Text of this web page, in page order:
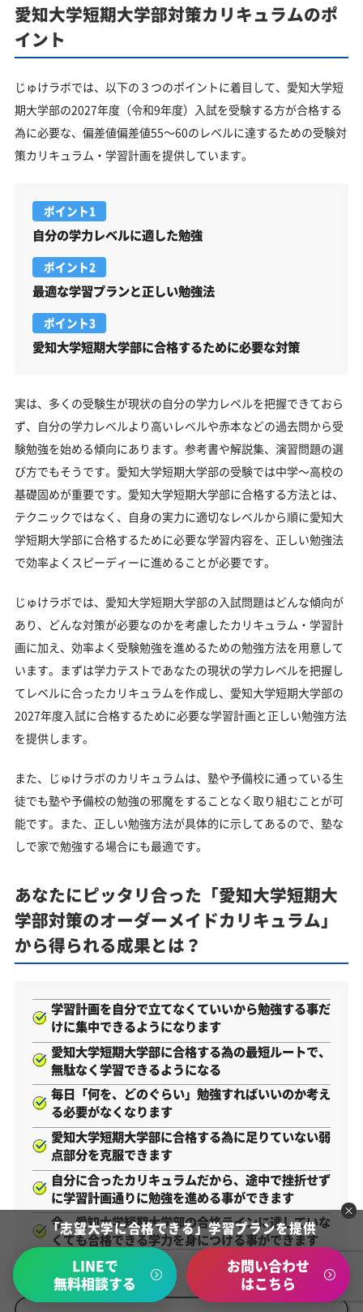
愛知大学短期大学部対策カリキュラムのポ
イント
じゅけラボでは、以下の３つのポイントに着目して、愛知大学短
期大学部の2027年度（令和9年度）入試を受験する方が合格する
為に必要な、偏差値偏差値55～60のレベルに達するための受験対
策カリキュラム・学習計画を提供しています。
ポイント1
自分の学力レベルに適した勉強
ポイント2
最適な学習プランと正しい勉強法
ポイント3
愛知大学短期大学部に合格するために必要な対策
実は、多くの受験生が現状の自分の学力レベルを把握できておら
ず、自分の学力レベルより高いレベルや赤本などの過去問から受
験勉強を始める傾向にあります。参考書や解説集、演習問題の選
び方でもそうです。愛知大学短期大学部の受験では中学～高校の
基礎固めが重要です。愛知大学短期大学部に合格する方法とは、
テクニックではなく、自身の実力に適切なレベルから順に愛知大
学短期大学部に合格するために必要な学習内容を、正しい勉強法
で効率よくスピーディーに進めることが必要です。
じゅけラボでは、愛知大学短期大学部の入試問題はどんな傾向が
あり、どんな対策が必要なのかを考慮したカリキュラム・学習計
画に加え、効率よく受験勉強を進めるための勉強方法を用意して
います。まずは学力テストであなたの現状の学力レベルを把握し
てレベルに合ったカリキュラムを作成し、愛知大学短期大学部の
2027年度入試に合格するために必要な学習計画と正しい勉強方法
を提供します。
また、じゅけラボのカリキュラムは、塾や予備校に通っている生
徒でも塾や予備校の勉強の邪魔をすることなく取り組むことが可
能です。また、正しい勉強方法が具体的に示してあるので、塾な
しで家で勉強する場合にも最適です。
あなたにピッタリ合った「愛知大学短期大
学部対策のオーダーメイドカリキュラム」
から得られる成果とは？
学習計画を自分で立てなくていいから勉強する事だ
けに集中できるようになります
愛知大学短期大学部に合格する為の最短ルートで、
無駄なく学習できるようになる
毎日「何を、どのぐらい」勉強すればいいのか考え
る必要がなくなります
愛知大学短期大学部に合格する為に足りていない弱
点部分を克服できます
自分に合ったカリキュラムだから、途中で挫折せず
に学習計画通りに勉強を進める事ができます
今、愛知大学短期大学部の合格ラインに達していな
くても合格できる学力を身につける事ができます
「志望大学に合格できる」学習プランを提供
LINEで
無料相談する
お問い合わせ
はこちら